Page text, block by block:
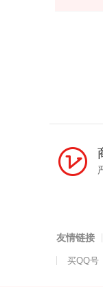
友情链接
买QQ号